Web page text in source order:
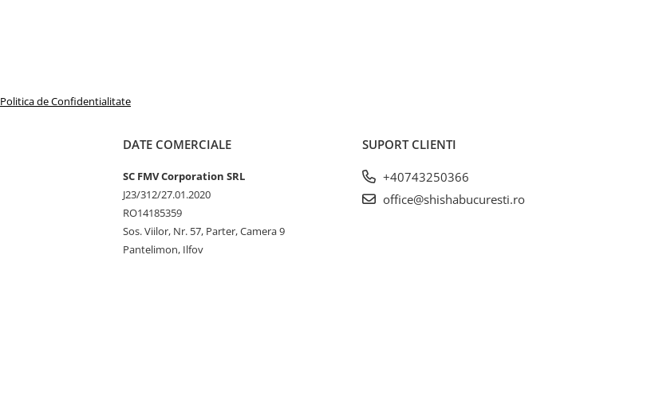
Politica de Confidentialitate
DATE COMERCIALE
SC FMV Corporation SRL
J23/312/27.01.2020
RO14185359
Sos. Viilor, Nr. 57, Parter, Camera 9
Pantelimon, Ilfov
SUPORT CLIENTI
+40743250366
office@shishabucuresti.ro